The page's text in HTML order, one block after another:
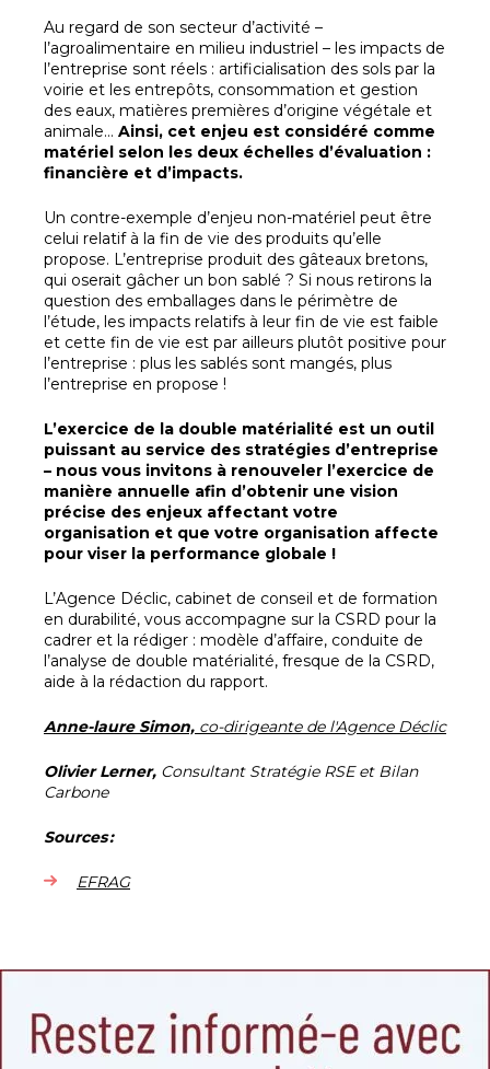
Au regard de son secteur d’activité –
l’agroalimentaire en milieu industriel – les impacts de
l’entreprise sont réels : artificialisation des sols par la
voirie et les entrepôts, consommation et gestion
des eaux, matières premières d’origine végétale et
animale… Ainsi, cet enjeu est considéré comme
matériel selon les deux échelles d’évaluation :
financière et d’impacts.
Un contre-exemple d’enjeu non-matériel peut être
celui relatif à la fin de vie des produits qu’elle
propose. L’entreprise produit des gâteaux bretons,
qui oserait gâcher un bon sablé ? Si nous retirons la
question des emballages dans le périmètre de
l’étude, les impacts relatifs à leur fin de vie est faible
et cette fin de vie est par ailleurs plutôt positive pour
l’entreprise : plus les sablés sont mangés, plus
l’entreprise en propose !
L’exercice de la double matérialité est un outil
puissant au service des stratégies d’entreprise
– nous vous invitons à renouveler l’exercice de
manière annuelle afin d’obtenir une vision
précise des enjeux affectant votre
organisation et que votre organisation affecte
pour viser la performance globale !
L’Agence Déclic, cabinet de conseil et de formation
en durabilité, vous accompagne sur la CSRD pour la
cadrer et la rédiger : modèle d’affaire, conduite de
l’analyse de double matérialité, fresque de la CSRD,
aide à la rédaction du rapport.
Anne-laure Simon, co-dirigeante de l'Agence Déclic
Olivier Lerner, Consultant Stratégie RSE et Bilan
Carbone
Sources :
EFRAG